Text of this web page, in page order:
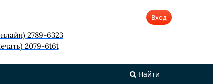
2789-6323
2079-6161
Найти
Вход